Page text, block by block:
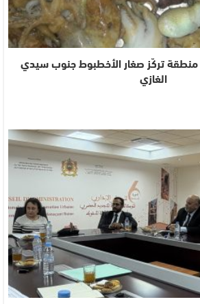
منطقة تركّز صغار الأخطبوط جنوب سيدي
الغازي